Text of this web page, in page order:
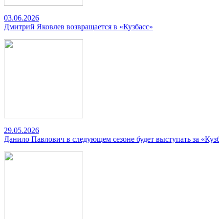
03.06.2026
Дмитрий Яковлев возвращается в «Кузбасс»
29.05.2026
Данило Павлович в следующем сезоне будет выступать за